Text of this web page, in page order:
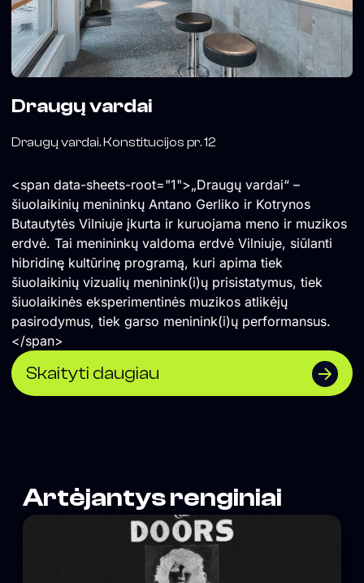
Draugų vardai
Draugų vardai. Konstitucijos pr. 12
<span data-sheets-root="1">„Draugų vardai“ –
šiuolaikinių menininkų Antano Gerliko ir Kotrynos
Butautytės Vilniuje įkurta ir kuruojama meno ir muzikos
erdvė. Tai menininkų valdoma erdvė Vilniuje, siūlanti
hibridinę kultūrinę programą, kuri apima tiek
šiuolaikinių vizualių meninink(i)ų prisistatymus, tiek
šiuolaikinės eksperimentinės muzikos atlikėjų
pasirodymus, tiek garso meninink(i)ų performansus.
</span>
Skaityti daugiau
Artėjantys renginiai